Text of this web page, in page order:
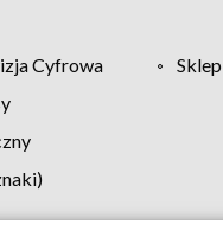
Cyfrowa